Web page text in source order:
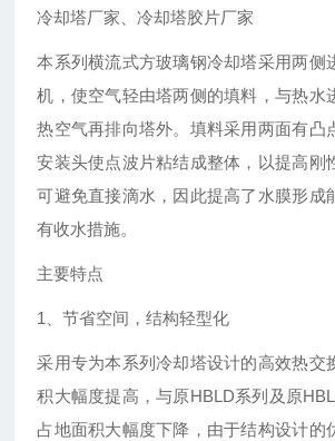
冷却塔厂家、冷却塔胶片厂家
本系列横流式方玻璃钢冷却塔采用两侧
机，使空气轻由塔两侧的填料，与热水
热空气再排向塔外。填料采用两面有凸
安装头使点波片粘结成整体，以提高刚
可避免直接滴水，因此提高了水膜形成
有收水措施。
主要特点
1、节省空间，结构轻型化
采用专为本系列冷却塔设计的高效热交
积大幅度提高，与原HBLD系列及原
占地面积大幅度下降，由于结构设计的